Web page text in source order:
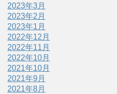
2023年3月
2023年2月
2023年1月
2022年12月
2022年11月
2022年10月
2021年10月
2021年9月
2021年8月